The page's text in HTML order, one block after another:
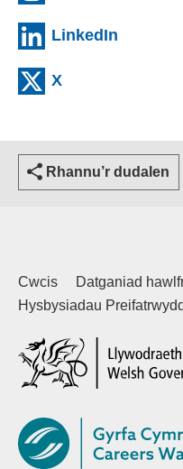
LinkedIn
X
Rhannu’r dudalen
Cwcis
Datganiad
Hysbysiadau Preifatrwydd